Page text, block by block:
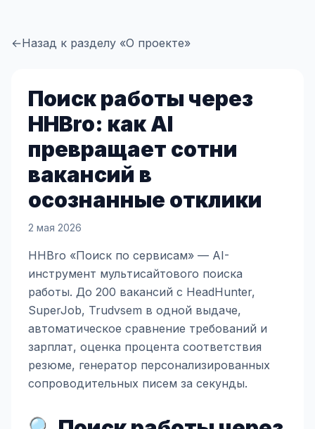
←Назад к разделу «О проекте»
Поиск работы через
HHBro: как AI
превращает сотни
вакансий в
осознанные отклики
2 мая 2026
HHBro «Поиск по сервисам» — AI-
инструмент мультисайтового поиска
работы. До 200 вакансий с HeadHunter,
SuperJob, Trudvsem в одной выдаче,
автоматическое сравнение требований и
зарплат, оценка процента соответствия
резюме, генератор персонализированных
сопроводительных писем за секунды.